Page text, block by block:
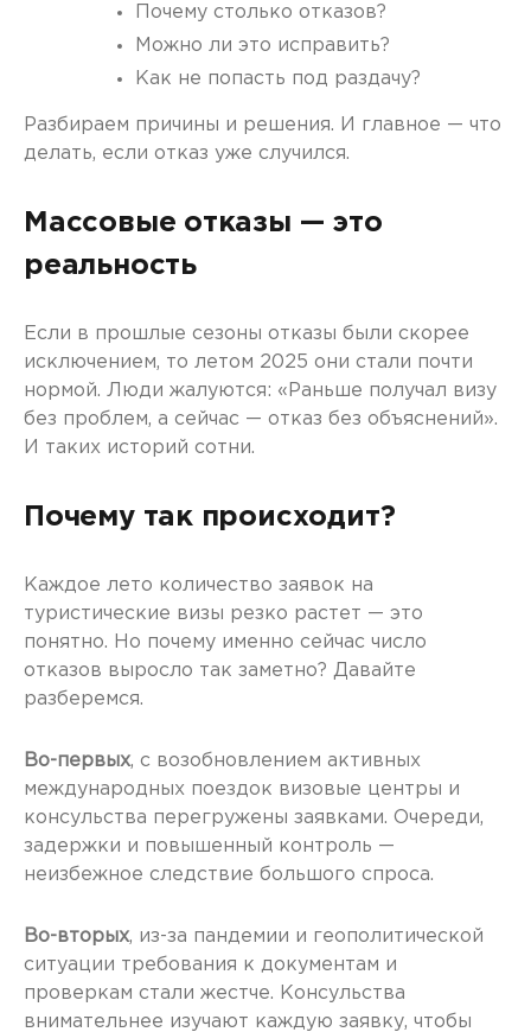
Почему столько отказов?
Можно ли это исправить?
Как не попасть под раздачу?
Разбираем причины и решения. И главное — что
делать, если отказ уже случился.
Массовые отказы — это
реальность
Если в прошлые сезоны отказы были скорее
исключением, то летом 2025 они стали почти
нормой. Люди жалуются: «Раньше получал визу
без проблем, а сейчас — отказ без объяснений».
И таких историй сотни.
Почему так происходит?
Каждое лето количество заявок на
туристические визы резко растет — это
понятно. Но почему именно сейчас число
отказов выросло так заметно? Давайте
разберемся.
Во-первых, с возобновлением активных
международных поездок визовые центры и
консульства перегружены заявками. Очереди,
задержки и повышенный контроль —
неизбежное следствие большого спроса.
Во-вторых, из-за пандемии и геополитической
ситуации требования к документам и
проверкам стали жестче. Консульства
внимательнее изучают каждую заявку, чтобы